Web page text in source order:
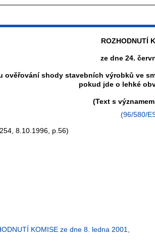
ROZHODNUTÍ
ze dne 24.
ověřování shody stavebních výrobků ve
pokud jde o lehké
(Text s
(96/580/
8.10.1996, p.56)
KOMISE ze dne 8. ledna 2001,